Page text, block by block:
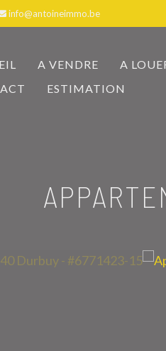
info@antoineimmo.be
A VENDRE A
ESTIMATION